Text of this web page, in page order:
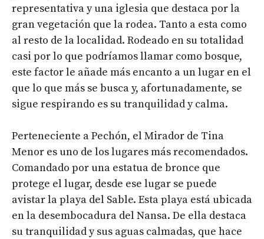
representativa y una iglesia que destaca por la
gran vegetación que la rodea. Tanto a esta como
al resto de la localidad. Rodeado en su totalidad
casi por lo que podríamos llamar como bosque,
este factor le añade más encanto a un lugar en el
que lo que más se busca y, afortunadamente, se
sigue respirando es su tranquilidad y calma.
Perteneciente a Pechón, el Mirador de Tina
Menor es uno de los lugares más recomendados.
Comandado por una estatua de bronce que
protege el lugar, desde ese lugar se puede
avistar la playa del Sable. Esta playa está ubicada
en la desembocadura del Nansa. De ella destaca
su tranquilidad y sus aguas calmadas, que hace